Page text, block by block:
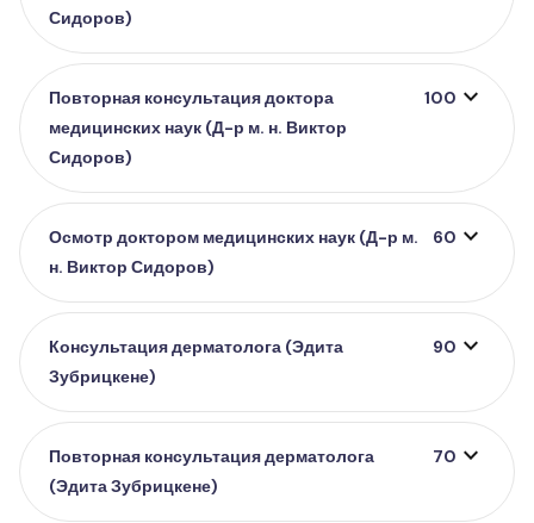
Сидоров)
Повторная консультация доктора
медицинских наук (Д-р м. н. Виктор
Сидоров)
100 expand_more
Осмотр доктором медицинских наук (Д-р м.
н. Виктор Сидоров)
60 expand_more
Консультация дерматолога (Эдита
Зубрицкене)
90 expand_more
Повторная консультация дерматолога
(Эдита Зубрицкене)
70 expand_more